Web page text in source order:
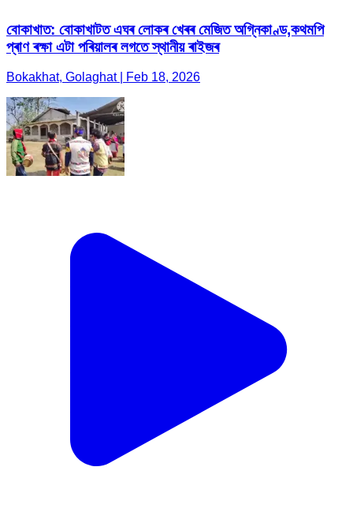
বোকাখাত: বোকাখাটত এঘৰ লোকৰ খেৰৰ মেজিত অগ্নিকাণ্ড,কথমপি
প্ৰাণ ৰক্ষা এটা পৰিয়ালৰ লগতে স্থানীয় ৰাইজৰ
Bokakhat, Golaghat | Feb 18, 2026